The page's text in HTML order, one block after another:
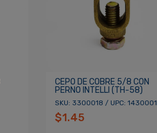
CEPO DE COBRE 5/8 CON
PERNO INTELLI (TH-58)
SKU: 3300018 / UPC: 1430001
$1.45